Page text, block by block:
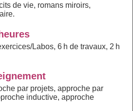
de vie, romans miroirs,
Labos, 6 h de travaux, 2 h
par projets, approche par
inductive, approche